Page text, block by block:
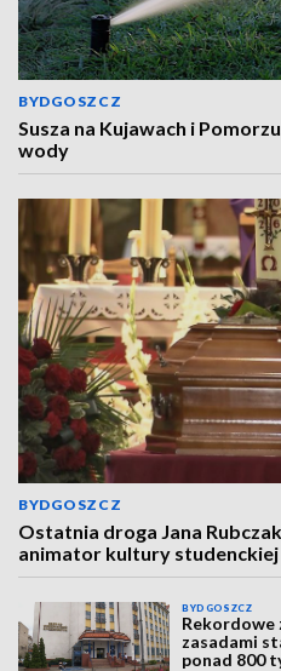
BYDGOSZCZ
Susza na Kujawach i
wody
BYDGOSZCZ
Ostatnia droga Jana
animator kultury studenckiej
BYDGOSZCZ
Rekordowe
zasadami
ponad 800